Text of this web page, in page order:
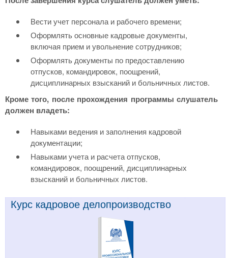
Вести учет персонала и рабочего времени;
Оформлять основные кадровые документы,
включая прием и увольнение сотрудников;
Оформлять документы по предоставлению
отпусков, командировок, поощрений,
дисциплинарных взысканий и больничных листов.
Кроме того, после прохождения программы слушатель
должен владеть:
Навыками ведения и заполнения кадровой
документации;
Навыками учета и расчета отпусков,
командировок, поощрений, дисциплинарных
взысканий и больничных листов.
Курс кадровое делопроизводство